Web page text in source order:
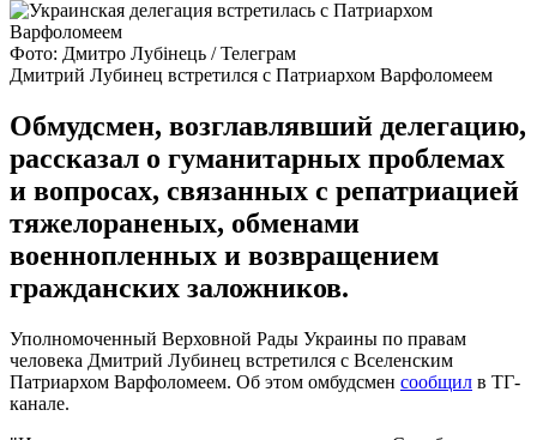
Фото: Дмитро Лубінець / Телеграм
Дмитрий Лубинец встретился с Патриархом Варфоломеем
Обмудсмен, возглавлявший делегацию,
рассказал о гуманитарных проблемах
и вопросах, связанных с репатриацией
тяжелораненых, обменами
военнопленных и возвращением
гражданских заложников.
Уполномоченный Верховной Рады Украины по правам
человека Дмитрий Лубинец встретился с Вселенским
Патриархом Варфоломеем. Об этом омбудсмен сообщил в ТГ-
канале.